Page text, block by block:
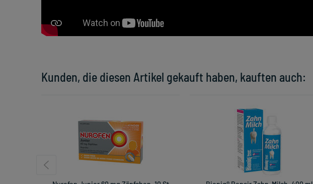
Kunden, die diesen Artikel gekauft haben, kauften auch: